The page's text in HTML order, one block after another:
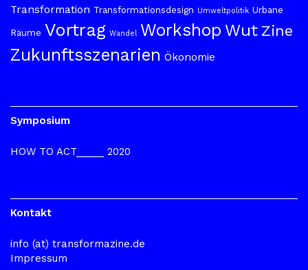
Transformation Transformationsdesign Umweltpolitik Urbane
Räume Vortrag Wandel Workshop Wut Zine
Zukunftsszenarien Ökonomie
Symposium
HOW TO ACT_____ 2020
Kontakt
info (at) transformazine.de
Impressum